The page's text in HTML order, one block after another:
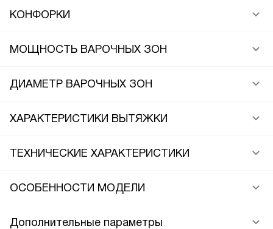
КОНФОРКИ
МОЩНОСТЬ ВАРОЧНЫХ ЗОН
ДИАМЕТР ВАРОЧНЫХ ЗОН
ХАРАКТЕРИСТИКИ ВЫТЯЖКИ
ТЕХНИЧЕСКИЕ ХАРАКТЕРИСТИКИ
ОСОБЕННОСТИ МОДЕЛИ
Дополнительные параметры